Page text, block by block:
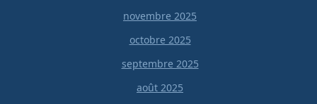
novembre 2025
octobre 2025
septembre 2025
août 2025